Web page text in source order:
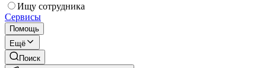
Ищу сотрудника
Сервисы
Помощь
Ещё
Поиск